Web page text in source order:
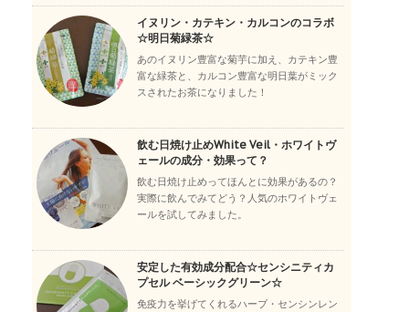
イヌリン・カテキン・カルコンのコラボ
☆明日菊緑茶☆
あのイヌリン豊富な菊芋に加え、カテキン豊
富な緑茶と、カルコン豊富な明日葉がミック
スされたお茶になりました！
飲む日焼け止めWhite Veil・ホワイトヴ
ェールの成分・効果って？
飲む日焼け止めってほんとに効果があるの？
実際に飲んでみてどう？人気のホワイトヴェ
ールを試してみました。
安定した有効成分配合☆センシニティカ
プセル ベーシックグリーン☆
免疫力を挙げてくれるハーブ・センシンレン